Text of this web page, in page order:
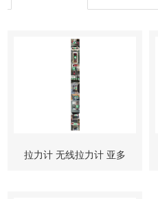
拉力计 无线拉力计 亚多